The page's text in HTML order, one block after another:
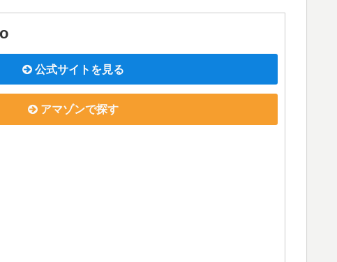
公式サイトを見る
アマゾンで探す